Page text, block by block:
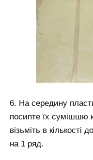
6. На середину
посипте їх сумішшю
візьміть в кількості
на 1 ряд.